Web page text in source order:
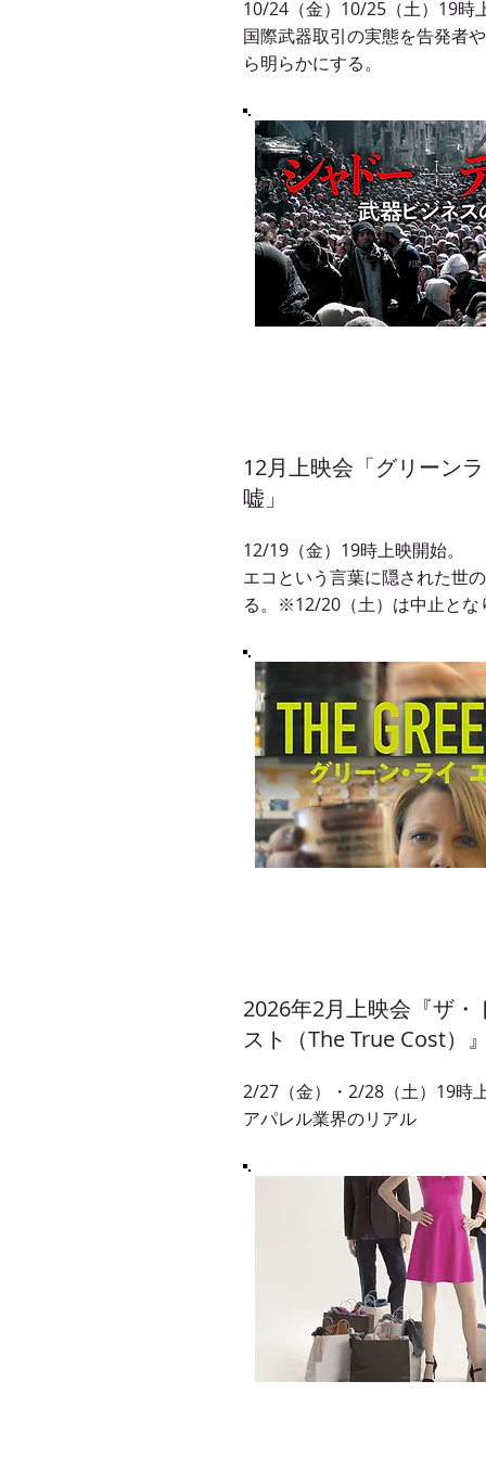
10/24（金）10/25（土）19時
国際武器取引の実態を告発者
ら明らかにする。
12月上映会「グリーン
嘘」
12/19（金）19時上映開始。
エコという言葉に隠された世
る。※12/20（土）は中止とな
2026年2月上映会『ザ・
スト（The True Cost）
2/27（金）・2/28（土）19時
アパレル業界のリアル